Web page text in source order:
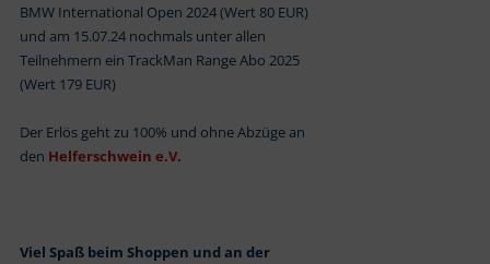
BMW International Open 2024 (Wert 80 EUR)
und am 15.07.24 nochmals unter allen
Teilnehmern ein TrackMan Range Abo 2025
(Wert 179 EUR)
Der Erlös geht zu 100% und ohne Abzüge an
den Helferschwein e.V.
Viel Spaß beim Shoppen und an der